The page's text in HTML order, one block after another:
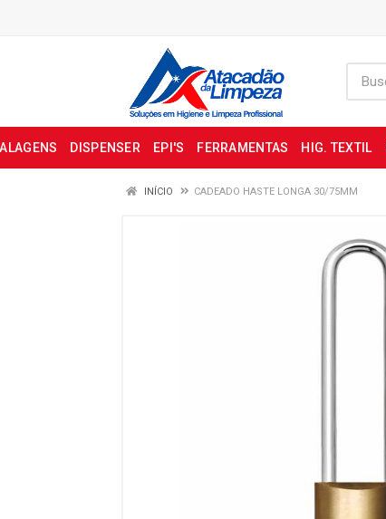
DISPENSER EPI'S FERRAMENTAS HIG. TEXTIL
INÍCIO CADEADO HASTE LONGA 30/75MM